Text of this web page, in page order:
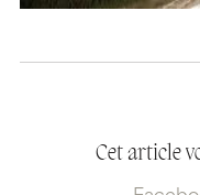
Cet article